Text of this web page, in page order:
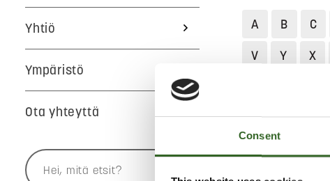
Consent
Yhtiö
Ympäristö
Ota yhteyttä
A B C
V
Y X